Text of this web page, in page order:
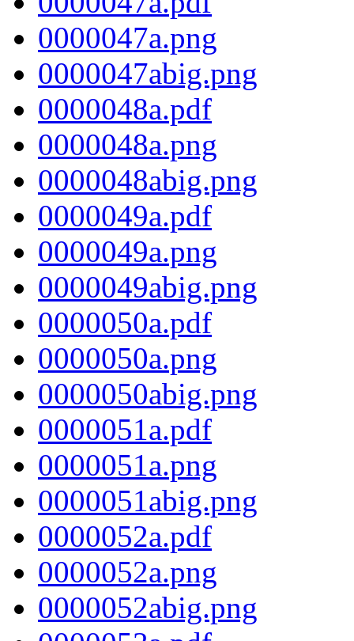
0000047a.png
0000047abig.png
0000048a.pdf
0000048a.png
0000048abig.png
0000049a.pdf
0000049a.png
0000049abig.png
0000050a.pdf
0000050a.png
0000050abig.png
0000051a.pdf
0000051a.png
0000051abig.png
0000052a.pdf
0000052a.png
0000052abig.png